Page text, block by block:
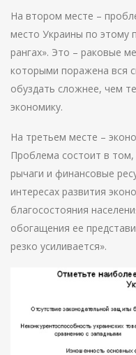
На втором месте –
место Украины по этому
рангах». Это – раковые
которыми поражена вся
обуздать сложнее, чем
экономику.
На третьем месте –
Проблема состоит в том,
рычаги и финансовые
интересах развития
благосостояния
обогащения ее
резко усиливается».